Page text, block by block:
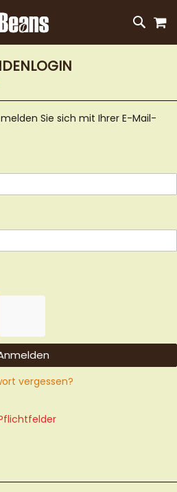
DIREKT
ZUM
INHALT
Sie sich mit Ihrer E-Mail-
vergessen?